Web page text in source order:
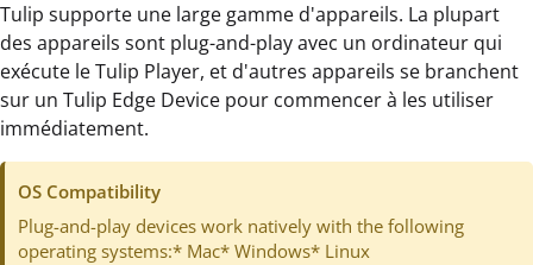
Tulip supporte une large gamme d'appareils. La plupart
des appareils sont plug-and-play avec un ordinateur qui
exécute le Tulip Player, et d'autres appareils se branchent
sur un Tulip Edge Device pour commencer à les utiliser
immédiatement.
OS Compatibility
Plug-and-play devices work natively with the following
operating systems:* Mac* Windows* Linux